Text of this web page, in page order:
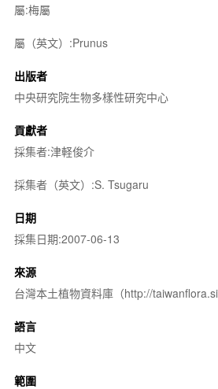
屬:梅屬
屬（英文）:Prunus
出版者
中央研究院生物多樣性研究中心
貢獻者
採集者:津軽俊介
採集者（英文）:S. Tsugaru
日期
採集日期:2007-06-13
來源
台灣本土植物資料庫（http://
語言
中文
範圍